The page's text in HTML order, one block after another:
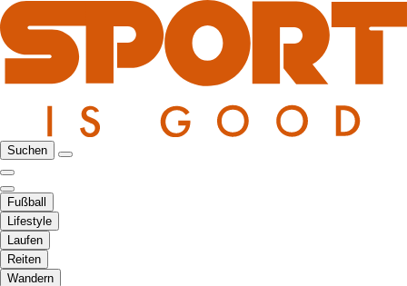
Suchen
Fußball
Lifestyle
Laufen
Reiten
Wandern